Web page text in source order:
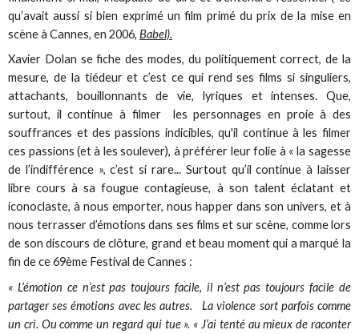
qu’avait aussi si bien exprimé un film primé du prix de la mise en
scène à Cannes, en 2006,Babel).
Xavier Dolan se fiche des modes, du politiquement correct, de la
mesure, de la tiédeur et c’est ce qui rend ses films si singuliers,
attachants, bouillonnants de vie, lyriques et intenses. Que,
surtout, il continue à filmer les personnages en proie à des
souffrances et des passions indicibles, qu'il continue à les filmer
ces passions (et à les soulever), à préférer leur folie à « la sagesse
de l’indifférence », c’est si rare... Surtout qu’il continue à laisser
libre cours à sa fougue contagieuse, à son talent éclatant et
iconoclaste, à nous emporter, nous happer dans son univers, et à
nous terrasser d’émotions dans ses films et sur scène, comme lors
de son discours de clôture, grand et beau moment qui a marqué la
fin de ce 69ème Festival de Cannes :
« L’émotion ce n’est pas toujours facile, il n’est pas toujours facile de
partager ses émotions avec les autres. La violence sort parfois comme
un cri. Ou comme un regard qui tue ». « J’ai tenté au mieux de raconter